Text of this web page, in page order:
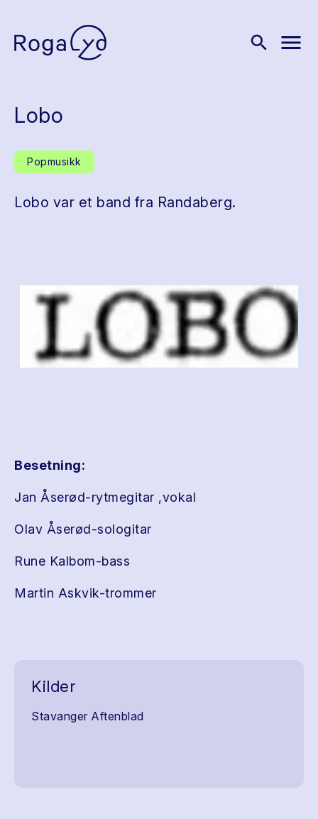
search menu
Lobo
Popmusikk
Lobo var et band fra Randaberg.
Besetning:
Jan Åserød-rytmegitar ,vokal
Olav Åserød-sologitar
Rune Kalbom-bass
Martin Askvik-trommer
Kilder
Stavanger Aftenblad